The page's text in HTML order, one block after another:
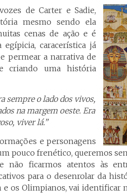
de Carter e Sadie,
mesmo sendo ela
cenas de ação e é
caracerística já
permear a narrativa de
criando uma história
sempre o lado dos vivos,
na margem oeste. Era
viver lá.”
e personagens
pouco frenético, queremos
não ficarmos atentos às
para o desenrolar da
e os Olimpianos, vai identificar